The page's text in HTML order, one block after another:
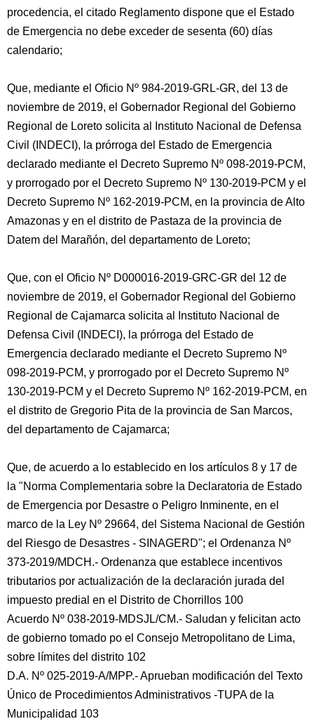
procedencia, el citado Reglamento dispone que el Estado
de Emergencia no debe exceder de sesenta (60) días
calendario;
Que, mediante el Oficio Nº 984-2019-GRL-GR, del 13 de
noviembre de 2019, el Gobernador Regional del Gobierno
Regional de Loreto solicita al Instituto Nacional de Defensa
Civil (INDECI), la prórroga del Estado de Emergencia
declarado mediante el Decreto Supremo Nº 098-2019-PCM,
y prorrogado por el Decreto Supremo Nº 130-2019-PCM y el
Decreto Supremo Nº 162-2019-PCM, en la provincia de Alto
Amazonas y en el distrito de Pastaza de la provincia de
Datem del Marañón, del departamento de Loreto;
Que, con el Oficio Nº D000016-2019-GRC-GR del 12 de
noviembre de 2019, el Gobernador Regional del Gobierno
Regional de Cajamarca solicita al Instituto Nacional de
Defensa Civil (INDECI), la prórroga del Estado de
Emergencia declarado mediante el Decreto Supremo Nº
098-2019-PCM, y prorrogado por el Decreto Supremo Nº
130-2019-PCM y el Decreto Supremo Nº 162-2019-PCM, en
el distrito de Gregorio Pita de la provincia de San Marcos,
del departamento de Cajamarca;
Que, de acuerdo a lo establecido en los artículos 8 y 17 de
la "Norma Complementaria sobre la Declaratoria de Estado
de Emergencia por Desastre o Peligro Inminente, en el
marco de la Ley Nº 29664, del Sistema Nacional de Gestión
del Riesgo de Desastres - SINAGERD"; el Ordenanza Nº
373-2019/MDCH.- Ordenanza que establece incentivos
tributarios por actualización de la declaración jurada del
impuesto predial en el Distrito de Chorrillos 100
Acuerdo Nº 038-2019-MDSJL/CM.- Saludan y felicitan acto
de gobierno tomado po el Consejo Metropolitano de Lima,
sobre límites del distrito 102
D.A. Nº 025-2019-A/MPP.- Aprueban modificación del Texto
Único de Procedimientos Administrativos -TUPA de la
Municipalidad 103